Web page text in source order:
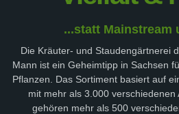
...statt Mainstream
Die Kräuter- und Staudengärtnerei
Mann ist ein Geheimtipp in Sachsen
Pflanzen. Das Sortiment basiert auf
mit mehr als 3.000 verschiedenen
gehören mehr als 500